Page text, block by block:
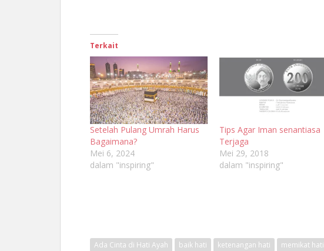
Terkait
Setelah Pulang Umrah Harus
Bagaimana?
Mei 6, 2024
dalam "inspiring"
Tips Agar Iman senantiasa
Terjaga
Mei 29, 2018
dalam "inspiring"
Ada Cinta di Hati Ayah baik hati ketenangan hati memikat hati